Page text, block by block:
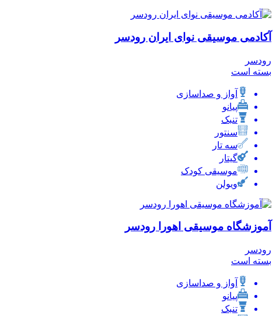
آکادمی موسیقی نوای ایران رودسر
رودسر
بسته است
آواز و صداسازی
پیانو
تنبک
سنتور
سه تار
گیتار
موسیقی کودک
ویولن
آموزشگاه موسیقی اهورا رودسر
رودسر
بسته است
آواز و صداسازی
پیانو
تنبک